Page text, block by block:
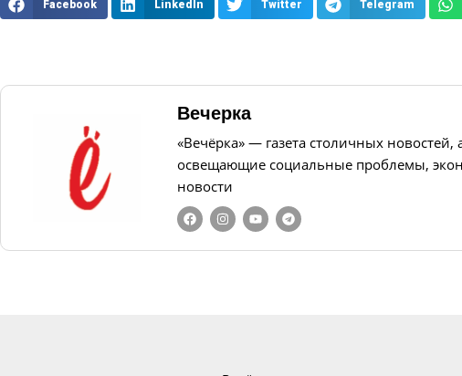
Facebook LinkedIn Twitter Telegram
Вечерка
«Вечёрка» — газета столичных
освещающие социальные проблемы,
новости